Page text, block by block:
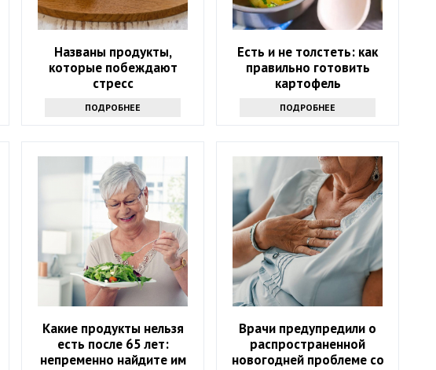
Названы продукты,
которые побеждают
стресс
ПОДРОБНЕЕ
Есть и не толстеть: как
правильно готовить
картофель
ПОДРОБНЕЕ
Какие продукты нельзя
есть после 65 лет:
непременно найдите им
Врачи предупредили о
распространенной
новогодней проблеме со